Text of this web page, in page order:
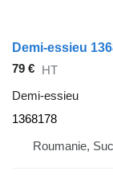
Demi-essieu
79 € HT
Demi-essieu
1368178
Roumanie,